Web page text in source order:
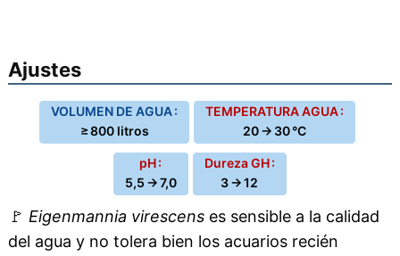
Ajustes
VOLUMEN DE AGUA :
≥ 800 litros
TEMPERATURA AGUA :
20 → 30 °C
pH :
5,5 → 7,0
Dureza GH :
3 → 12
🚩 Eigenmannia virescenses sensible a la calidad
del agua y no tolera bien los acuarios recién